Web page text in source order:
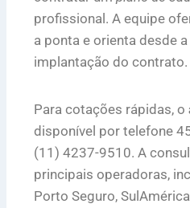
profissional. A equipe
a ponta e orienta desde
implantação do contrato.
Para cotações rápidas, o
disponível por telefone
(11) 4237-9510. A
principais operadoras,
Porto Seguro,